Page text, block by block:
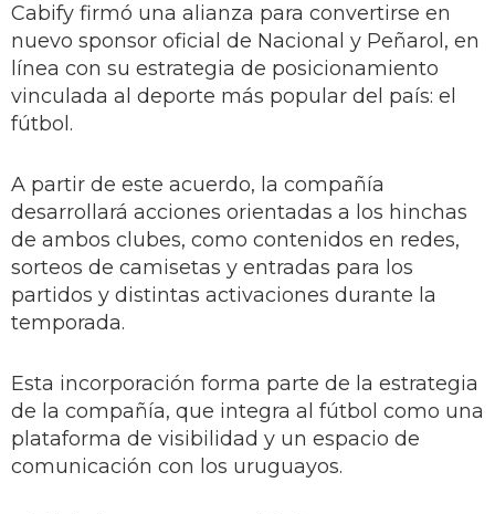
Cabify firmó una alianza para convertirse en
nuevo sponsor oficial de Nacional y Peñarol, en
línea con su estrategia de posicionamiento
vinculada al deporte más popular del país: el
fútbol.
A partir de este acuerdo, la compañía
desarrollará acciones orientadas a los hinchas
de ambos clubes, como contenidos en redes,
sorteos de camisetas y entradas para los
partidos y distintas activaciones durante la
temporada.
Esta incorporación forma parte de la estrategia
de la compañía, que integra al fútbol como una
plataforma de visibilidad y un espacio de
comunicación con los uruguayos.